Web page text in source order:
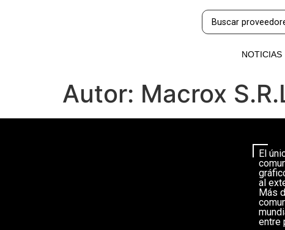
NOTICIAS
Autor: Macrox
El
al
Más
entre